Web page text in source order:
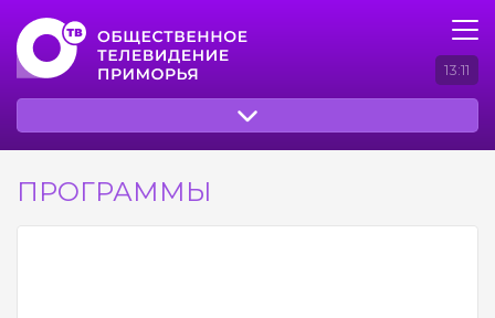
13:11
ПРОГРАММЫ